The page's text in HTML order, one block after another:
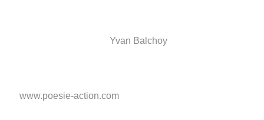
Yvan Balchoy
www.poesie-action.com